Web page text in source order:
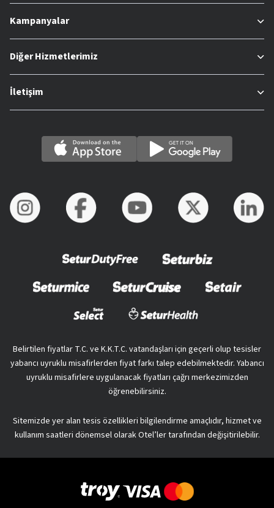
Kampanyalar
Diğer Hizmetlerimiz
İletişim
Belirtilen fiyatlar T.C. ve K.K.T.C. vatandaşları için geçerli olup tesisler
yabancı uyruklu misafirlerden fiyat farkı talep edebilmektedir. Yabancı
uyruklu misafirlere uygulanacak fiyatları çağrı merkezimizden
öğrenebilirsiniz.
Sitemizde yer alan tesis özellikleri bilgilendirme amaçlıdır, hizmet ve
kullanım saatleri dönemsel olarak Otel’ler tarafından değişitirilebilir.